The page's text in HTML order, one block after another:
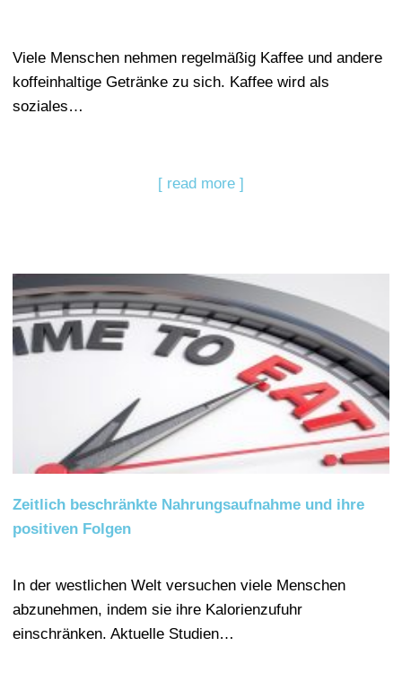
Viele Menschen nehmen regelmäßig Kaffee und andere
koffeinhaltige Getränke zu sich. Kaffee wird als
soziales…
[ read more ]
Zeitlich beschränkte Nahrungsaufnahme und ihre
positiven Folgen
In der westlichen Welt versuchen viele Menschen
abzunehmen, indem sie ihre Kalorienzufuhr
einschränken. Aktuelle Studien…